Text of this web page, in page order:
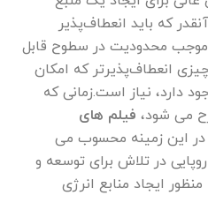
که باید انعطاف‌پذیر
محدودیت در سطوح قابل
انعطاف‌پذیرتر که امکان
دارد، نیاز است.زمانی که
می شود، فیلم های
در این زمینه محسوب می
در تلاش برای توسعه و
ایجاد منابع انرژی